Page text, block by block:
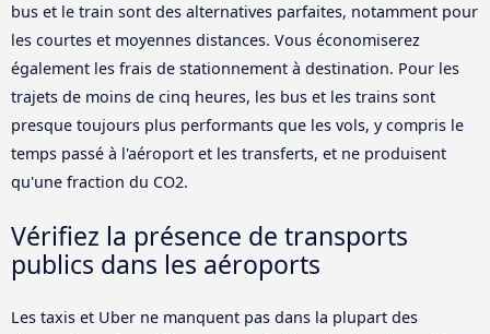
bus et le train sont des alternatives parfaites, notamment pour
les courtes et moyennes distances. Vous économiserez
également les frais de stationnement à destination. Pour les
trajets de moins de cinq heures, les bus et les trains sont
presque toujours plus performants que les vols, y compris le
temps passé à l'aéroport et les transferts, et ne produisent
qu'une fraction du CO2.
Vérifiez la présence de transports
publics dans les aéroports
Les taxis et Uber ne manquent pas dans la plupart des